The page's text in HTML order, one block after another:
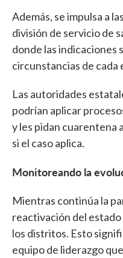
Además, se impulsa a
división de servicio de
donde las indicaciones
circunstancias de cada
Las autoridades
podrían aplicar
y les pidan cuarentena
si el caso aplica.
Monitoreando la
Mientras continúa la
reactivación del
los distritos. Esto
equipo de liderazgo